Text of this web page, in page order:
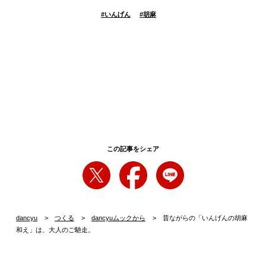
#いんげん #胡麻
この記事をシェア
dancyu つくる dancyuムックから
昔ながらの「いんげんの胡麻
和え」は、大人のご馳走。